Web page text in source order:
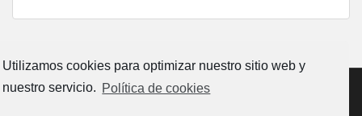
Utilizamos cookies para optimizar nuestro sitio web y
nuestro servicio. Política de cookies